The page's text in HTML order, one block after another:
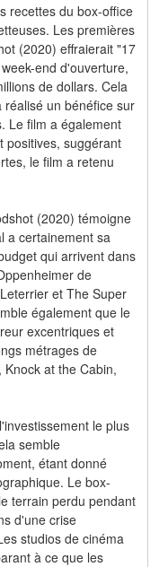
recettes du box-office
Les premières
(2020) effraierait "17
end d'ouverture,
de dollars. Cela
un bénéfice sur
Le film a également
positives, suggérant
le film a retenu
(2020) témoigne
a certainement sa
qui arrivent dans
de
et The Super
également que le
excentriques et
métrages de
at the Cabin,
le plus
semble
étant donné
Le box-
terrain perdu pendant
d'une crise
studios de cinéma
à ce que les